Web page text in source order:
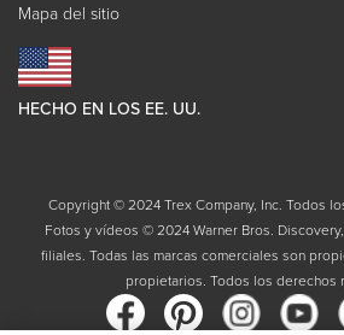
Mapa del sitio
HECHO EN LOS EE. UU.
Copyright © 2024 Trex Company, Inc. Todos
Fotos y vídeos © 2024 Warner Bros.
filiales. Todas las marcas comerciales son
propietarios. Todos los derechos